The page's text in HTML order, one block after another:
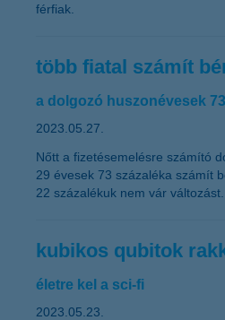
férfiak.
több fiatal számít
a dolgozó huszonévesek
2023.05.27.
Nőtt a fizetésemelésre számító
29 évesek 73 százaléka számít
22 százalékuk nem vár változást.
kubikos qubitok
életre kel a sci-fi
2023.05.23.